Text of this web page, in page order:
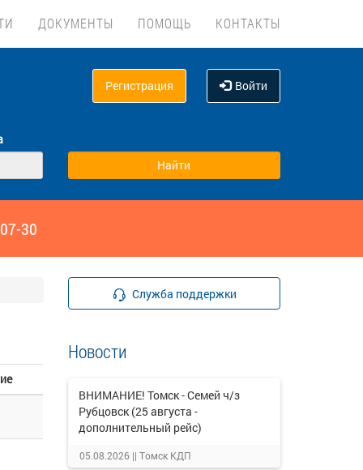
ДОКУМЕНТЫ ПОМОЩЬ КОНТАКТЫ
Регистрация Войти
30
Служба поддержки
Новости
ВНИМАНИЕ! Томск - Семей ч/з
Рубцовск (25 августа -
дополнительный рейс)
05.08.2026 || Томск КДП